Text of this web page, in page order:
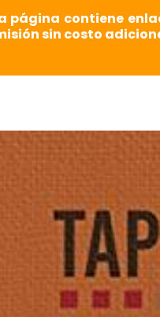
página contiene
sin costo